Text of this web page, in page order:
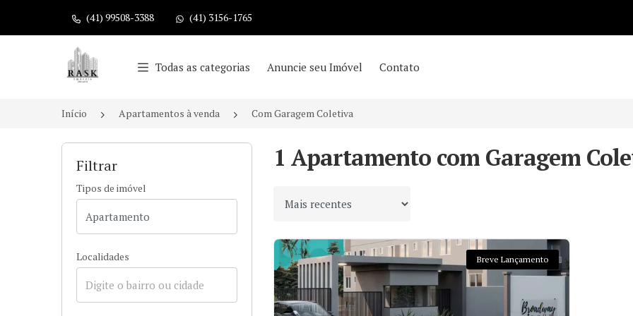
(41) 99508-3388 (41) 3156-1765
Página inicial
Todas as categorias Anuncie seu Imóvel Contato
Início Apartamentos à venda Com Garagem Coletiva
Filtrar
Tipos de imóvel
Localidades
1 Apartamento com Garagem
Ordenar por
Breve Lançamento